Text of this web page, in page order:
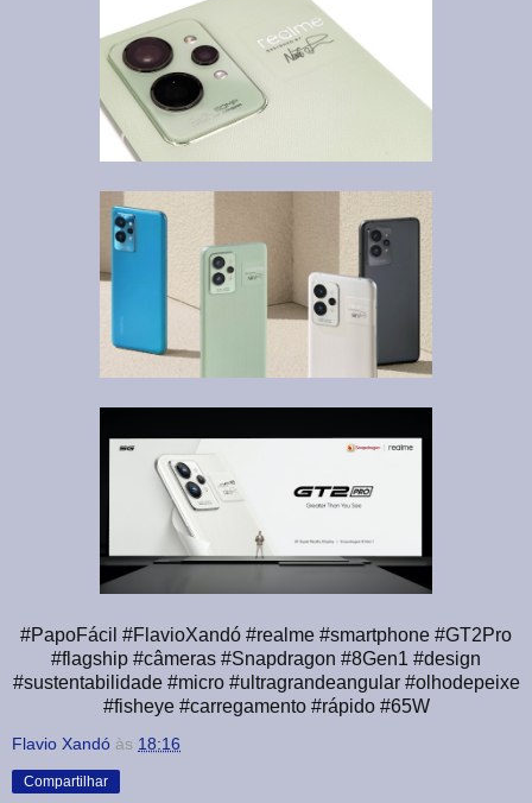
#PapoFácil #FlavioXandó #realme #smartphone #GT2Pro
#flagship #câmeras #Snapdragon #8Gen1 #design
#sustentabilidade #micro #ultragrandeangular #olhodepeixe
#fisheye #carregamento #rápido #65W
Flavio Xandó às 18:16
Compartilhar